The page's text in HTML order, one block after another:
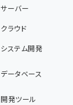
サーバー
クラウド
システム開発
データベース
開発ツール